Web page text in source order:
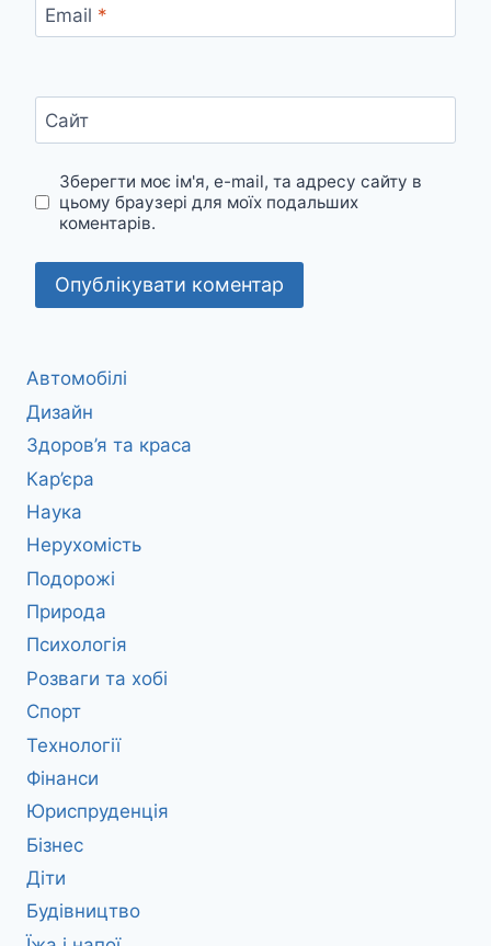
Email *
Сайт
Зберегти моє ім'я, e-mail, та адресу сайту в
цьому браузері для моїх подальших
коментарів.
Автомобілі
Дизайн
Здоров’я та краса
Кар’єра
Наука
Нерухомість
Подорожі
Природа
Психологія
Розваги та хобі
Спорт
Технології
Фінанси
Юриспруденція
Бізнес
Діти
Будівництво